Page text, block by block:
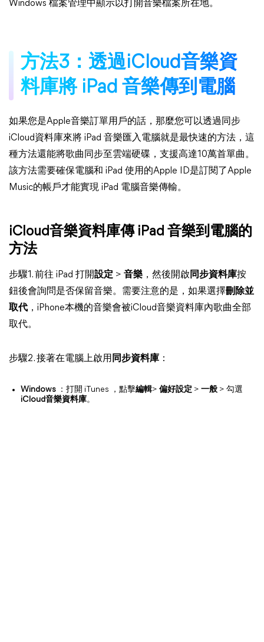
Windows 檔案管理中顯示以打開音樂檔案所在地。
方法3：透過iCloud音樂資
料庫將 iPad 音樂傳到電腦
如果您是Apple音樂訂單用戶的話，那麼您可以透過同步
iCloud資料庫來將 iPad 音樂匯入電腦就是最快速的方法，這
種方法還能將歌曲同步至雲端硬碟，支援高達10萬首單曲。
該方法需要確保電腦和 iPad 使用的Apple ID是訂閱了Apple
Music的帳戶才能實現 iPad 電腦音樂傳輸。
iCloud音樂資料庫傳 iPad 音樂到電腦的
方法
步驟1. 前往 iPad 打開設定 > 音樂 ，然後開啟同步資料庫按
鈕後會詢問是否保留音樂。需要注意的是，如果選擇刪除並
取代 ，iPhone本機的音樂會被iCloud音樂資料庫內歌曲全部
取代。
步驟2. 接著在電腦上啟用 同步資料庫 ：
Windows ：打開 iTunes ，點擊編輯> 偏好設定 > 一般> 勾選
iCloud音樂資料庫。